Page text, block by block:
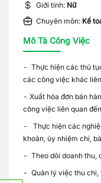
Giới tính: Nữ
Chuyên môn: Kế
Mô Tả Công Việc
- Thực hiện các thủ
các công việc khác
- Xuất hóa đơn bán
công việc liên quan
- Thực hiện các
khoản, ủy nhiệm chi,
- Theo dõi doanh thu,
- Quản lý việc thu chi,